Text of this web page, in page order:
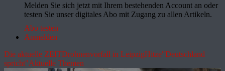
Melden Sie sich jetzt mit Ihrem bestehenden Account an oder
testen Sie unser digitales Abo mit Zugang zu allen Artikeln.
Abo testen
Anmelden
Die aktuelle ZEITDrohnenvorfall in LeipzigHitze"Deutschland
spricht"Aktuelle Themen